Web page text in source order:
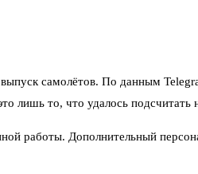
самолётов. По данным
лишь то, что удалось подсчитать
работы. Дополнительный